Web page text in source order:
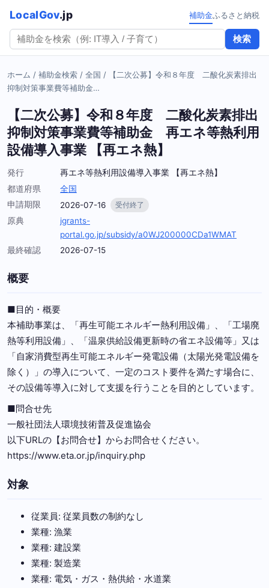
LocalGov.jp
検索
補助金ふるさと納税
ホーム / 補助金検索 / 全国 /
【二次公募】令和８年度 二酸化炭素排出
抑制対策事業費等補助金…
【二次公募】令和８年度 二酸化炭素排出
抑制対策事業費等補助金 再エネ等熱利用
設備導入事業 【再エネ熱】
発行
再エネ等熱利用設備導入事業 【再エネ熱】
都道府県
全国
申請期限
2026-07-16 受付終了
原典
jgrants-
portal.go.jp/subsidy/a0WJ200000CDa1WMAT
最終確認
2026-07-15
概要
■目的・概要
本補助事業は、「再生可能エネルギー熱利用設備」、「工場廃
熱等利用設備」、「温泉供給設備更新時の省エネ設備等」又は
「自家消費型再生可能エネルギー発電設備（太陽光発電設備を
除く）」の導入について、一定のコスト要件を満たす場合に、
その設備等導入に対して支援を行うことを目的としています。
■問合せ先
一般社団法人環境技術普及促進協会
以下URLの【お問合せ】からお問合せください。
https://www.eta.or.jp/inquiry.php
対象
従業員: 従業員数の制約なし
業種: 漁業
業種: 建設業
業種: 製造業
業種: 電気・ガス・熱供給・水道業